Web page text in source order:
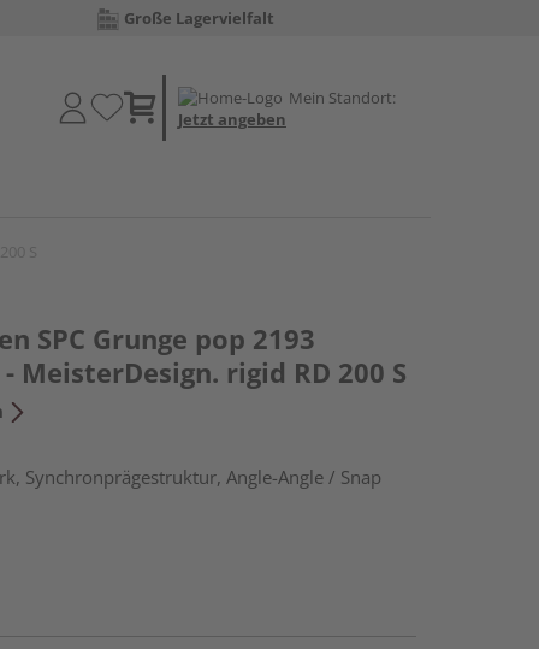
Große Lagervielfalt
Mein Standort:
Jetzt angeben
SPC Grunge pop 2193
MeisterDesign. rigid RD 200 S
Synchronprägestruktur, Angle-Angle / Snap